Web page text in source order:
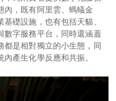
內，既有阿里雲、螞蟻金
礎設施，也有包括天貓、
數字服務平台，同時還涵蓋
都是相對獨立的小生態，同
產生化學反應和共振。